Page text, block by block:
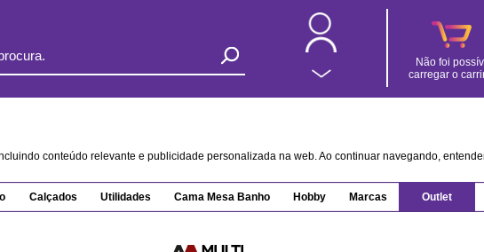
Não foi
carregar o
conteúdo relevante e publicidade personalizada na web. Ao continuar navegando,
Calçados Utilidades Cama Mesa Banho Hobby Marcas Outlet